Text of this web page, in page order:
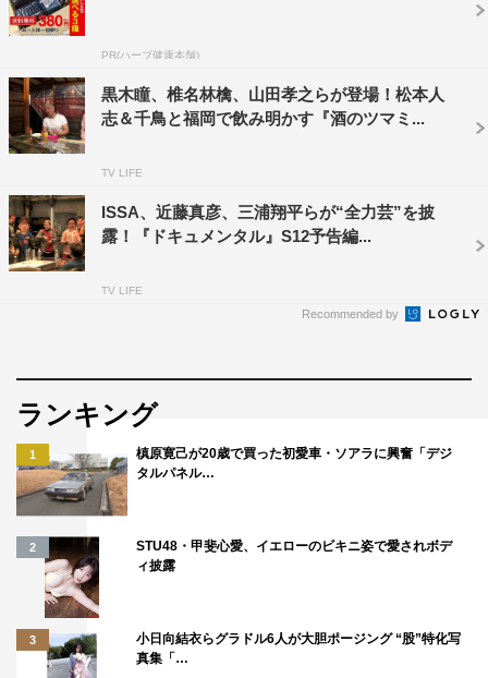
JOY ファーストサマーウイカ
丸山桂里奈
大悟 山田孝之 峯岸みなみ
島太星
神田愛花
菊地亜美 野呂佳代 鈴木奈々
陣内智則
PR(ハーブ健康本舗)
黒木瞳、椎名林檎、山田孝之らが登場！松本人
志＆千鳥と福岡で飲み明かす『酒のツマミ...
TV LIFE
ISSA、近藤真彦、三浦翔平らが“全力芸”を披
露！『ドキュメンタル』S12予告編...
TV LIFE
Recommended by
ランキング
1
槙原寛己が20歳で買った初愛車・ソアラに興奮「デジ
タルパネル…
2
STU48・甲斐心愛、イエローのビキニ姿で愛されボデ
ィ披露
3
小日向結衣らグラドル6人が大胆ポージング “股”特化写
真集「…